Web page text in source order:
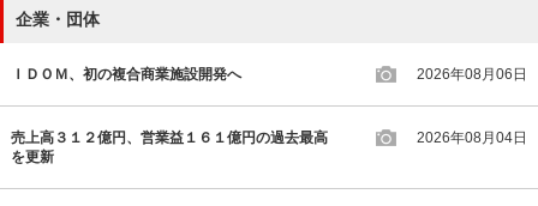
企業・団体
ＩＤＯＭ、初の複合商業施設開発へ 2026年08月06日
売上高３１２億円、営業益１６１億円の過去最高
を更新
2026年08月04日